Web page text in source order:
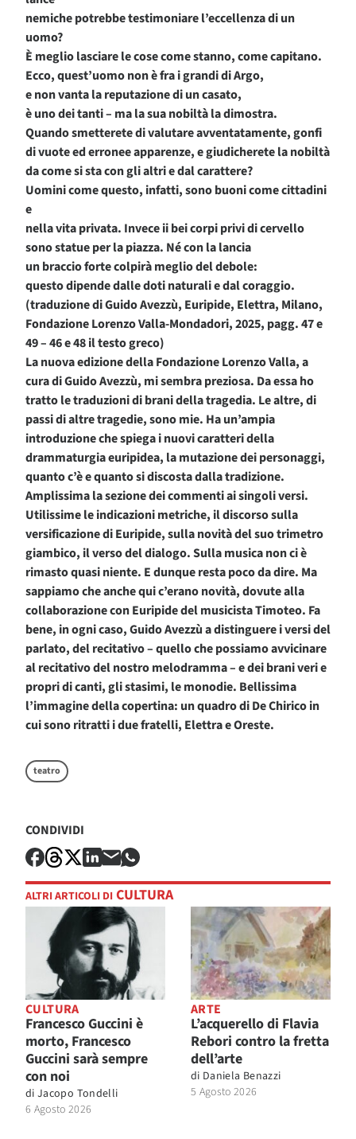
nemiche potrebbe testimoniare l’eccellenza di un
uomo?
È meglio lasciare le cose come stanno, come capitano.
Ecco, quest’uomo non è fra i grandi di Argo,
e non vanta la reputazione di un casato,
è uno dei tanti – ma la sua nobiltà la dimostra.
Quando smetterete di valutare avventatamente, gonfi
di vuote ed erronee apparenze, e giudicherete la nobiltà
da come si sta con gli altri e dal carattere?
Uomini come questo, infatti, sono buoni come cittadini
e
nella vita privata. Invece ii bei corpi privi di cervello
sono statue per la piazza. Né con la lancia
un braccio forte colpirà meglio del debole:
questo dipende dalle doti naturali e dal coraggio.
(traduzione di Guido Avezzù, Euripide, Elettra, Milano,
Fondazione Lorenzo Valla-Mondadori, 2025, pagg. 47 e
49 – 46 e 48 il testo greco)
La nuova edizione della Fondazione Lorenzo Valla, a
cura di Guido Avezzù, mi sembra preziosa. Da essa ho
tratto le traduzioni di brani della tragedia. Le altre, di
passi di altre tragedie, sono mie. Ha un’ampia
introduzione che spiega i nuovi caratteri della
drammaturgia euripidea, la mutazione dei personaggi,
quanto c’è e quanto si discosta dalla tradizione.
Amplissima la sezione dei commenti ai singoli versi.
Utilissime le indicazioni metriche, il discorso sulla
versificazione di Euripide, sulla novità del suo trimetro
giambico, il verso del dialogo. Sulla musica non ci è
rimasto quasi niente. E dunque resta poco da dire. Ma
sappiamo che anche qui c’erano novità, dovute alla
collaborazione con Euripide del musicista Timoteo. Fa
bene, in ogni caso, Guido Avezzù a distinguere i versi del
parlato, del recitativo – quello che possiamo avvicinare
al recitativo del nostro melodramma – e dei brani veri e
propri di canti, gli stasimi, le monodie. Bellissima
l’immagine della copertina: un quadro di De Chirico in
cui sono ritratti i due fratelli, Elettra e Oreste.
teatro
CONDIVIDI
ALTRI ARTICOLI DI CULTURA
CULTURA
Francesco Guccini è
morto, Francesco
Guccini sarà sempre
con noi
di Jacopo Tondelli
6 Agosto 2026
ARTE
L’acquerello di Flavia
Rebori contro la fretta
dell’arte
di Daniela Benazzi
5 Agosto 2026